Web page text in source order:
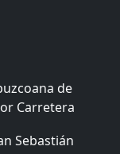
de
Carretera
Sebastián